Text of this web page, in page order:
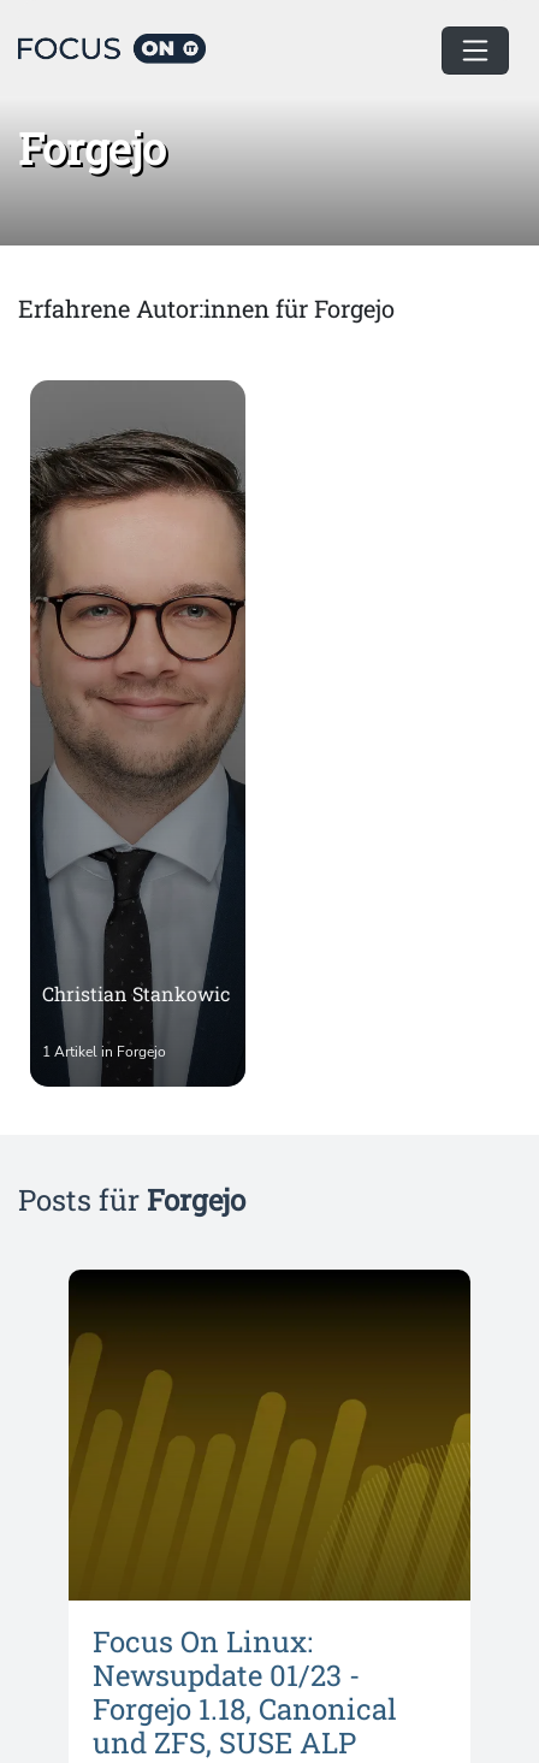
Home Forgejo
Forgejo
Erfahrene Autor:innen für Forgejo
Christian Stankowic
1 Artikel in Forgejo
Posts für Forgejo
Focus On Linux:
Newsupdate 01/23 -
Forgejo 1.18, Canonical
und ZFS, SUSE ALP